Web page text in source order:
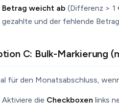
Betrag weicht ab (Differenz > 1
gezahlte und der fehlende
C: Bulk-Markierung
für den Monatsabschluss,
Aktiviere die Checkboxen links